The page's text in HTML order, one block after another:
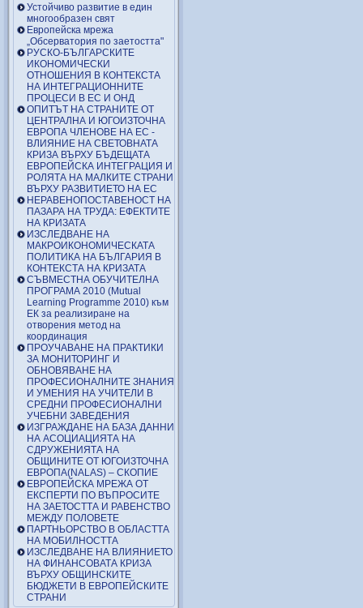
Устойчиво развитие в един
многообразен свят
Европейска мрежа
„Обсерватория по заетостта"
РУСКО-БЪЛГАРСКИТЕ
ИКОНОМИЧЕСКИ
ОТНОШЕНИЯ В КОНТЕКСТА
НА ИНТЕГРАЦИОННИТЕ
ПРОЦЕСИ В ЕС И ОНД
ОПИТЪТ НА СТРАНИТЕ ОТ
ЦЕНТРАЛНА И ЮГОИЗТОЧНА
ЕВРОПА ЧЛЕНОВЕ НА ЕС -
ВЛИЯНИЕ НА СВЕТОВНАТА
КРИЗА ВЪРХУ БЪДЕЩАТА
ЕВРОПЕЙСКА ИНТЕГРАЦИЯ И
РОЛЯТА НА МАЛКИТЕ СТРАНИ
ВЪРХУ РАЗВИТИЕТО НА ЕС
НЕРАВЕНОПОСТАВЕНОСТ НА
ПАЗАРА НА ТРУДА: ЕФЕКТИТЕ
НА КРИЗАТА
ИЗСЛЕДВАНЕ НА
МАКРОИКОНОМИЧЕСКАТА
ПОЛИТИКА НА БЪЛГАРИЯ В
КОНТЕКСТА НА КРИЗАТА
СЪВМЕСТНА ОБУЧИТЕЛНА
ПРОГРАМА 2010 (Mutual
Learning Programme 2010) към
ЕК за реализиране на
отворения метод на
координация
ПРОУЧАВАНЕ НА ПРАКТИКИ
ЗА МОНИТОРИНГ И
ОБНОВЯВАНЕ НА
ПРОФЕСИОНАЛНИТЕ ЗНАНИЯ
И УМЕНИЯ НА УЧИТЕЛИ В
СРЕДНИ ПРОФЕСИОНАЛНИ
УЧЕБНИ ЗАВЕДЕНИЯ
ИЗГРАЖДАНЕ НА БАЗА ДАННИ
НА АСОЦИАЦИЯТА НА
СДРУЖЕНИЯТА НА
ОБЩИНИТЕ ОТ ЮГОИЗТОЧНА
ЕВРОПА(NALAS) – СКОПИЕ
ЕВРОПЕЙСКА МРЕЖА ОТ
ЕКСПЕРТИ ПО ВЪПРОСИТЕ
НА ЗАЕТОСТТА И РАВЕНСТВО
МЕЖДУ ПОЛОВЕТЕ
ПАРТНЬОРСТВО В ОБЛАСТТА
НА МОБИЛНОСТТА
ИЗСЛЕДВАНЕ НА ВЛИЯНИЕТО
НА ФИНАНСОВАТА КРИЗА
ВЪРХУ ОБЩИНСКИТЕ
БЮДЖЕТИ В ЕВРОПЕЙСКИТЕ
СТРАНИ